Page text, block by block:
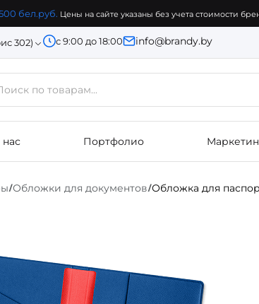
бел.руб. Цены на сайте указаны без учета стоимости
302) с 9:00 до 18:00 info@brandy.by
Портфолио
/Обложки для документов/Обложка для